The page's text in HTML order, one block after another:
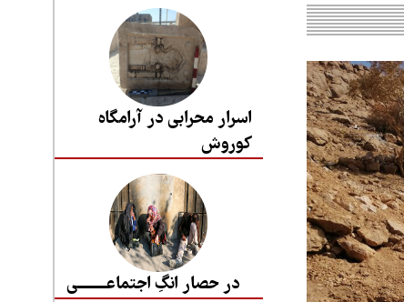
اسرار محرابی در آرامگاه
کوروش
در حصار انگِ اجتماعــــــــی